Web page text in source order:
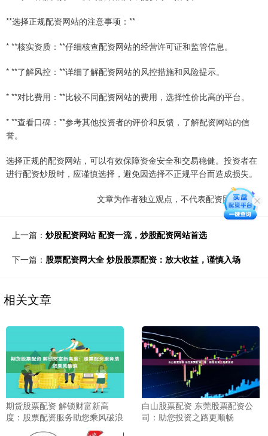
**选择正规配资网站的注意事项：**
* **核实资质：**仔细核查配资网站的经营许可证和监管信息。
* **了解风控：**详细了解配资网站的风控措施和风险提示。
* **对比费用：**比较不同配资网站的费用，选择性价比高的平台。
* **查看口碑：**参考其他投资者的评价和反馈，了解配资网站的信
誉。
选择正规的配资网站，可以有效保障资金安全和交易稳健。投资者在
进行配资炒股时，应谨慎选择，避免因选择不正规平台而造成损失。
文章为作者独立观点，不代表配资网站观点
上一篇： 炒股配资网站 配资一流，炒股配资网站首选
下一篇： 股票配资网大全 炒股股票配资：放大收益，谨慎入场
相关文章
期货股票配资 解锁财富新高
度：股票配资服务助您乘风破浪
白山股票配资 东莞股票配资公
司：助您投资之路更顺畅